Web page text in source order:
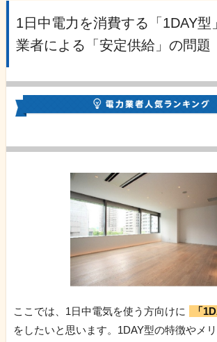
1日中電力を消費する「1DAY型
業者による「安定供給」の問題
ここでは、1日中電気を使う方向けに
「
をしたいと思います。1DAY型の特徴やメ